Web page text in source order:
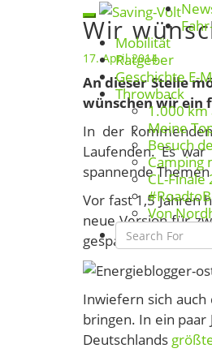
Toggle
navigation
Mobilität
Ratgeber
Geschichte E-
Throwback
1.000 km
Meine
Besuch
Camping
CL-Finale
Von
Search
Icon
Wir
wünschen
ein
frohes
Osterfest
Wir
17. April 2014
An dieser Stelle
wünschen wir ein
In der
Laufenden. Es
spannende
Vor fast 1,5 Jahren
neue Version für
gespannt.
Inwiefern sich
bringen. In ein
Deutschlands